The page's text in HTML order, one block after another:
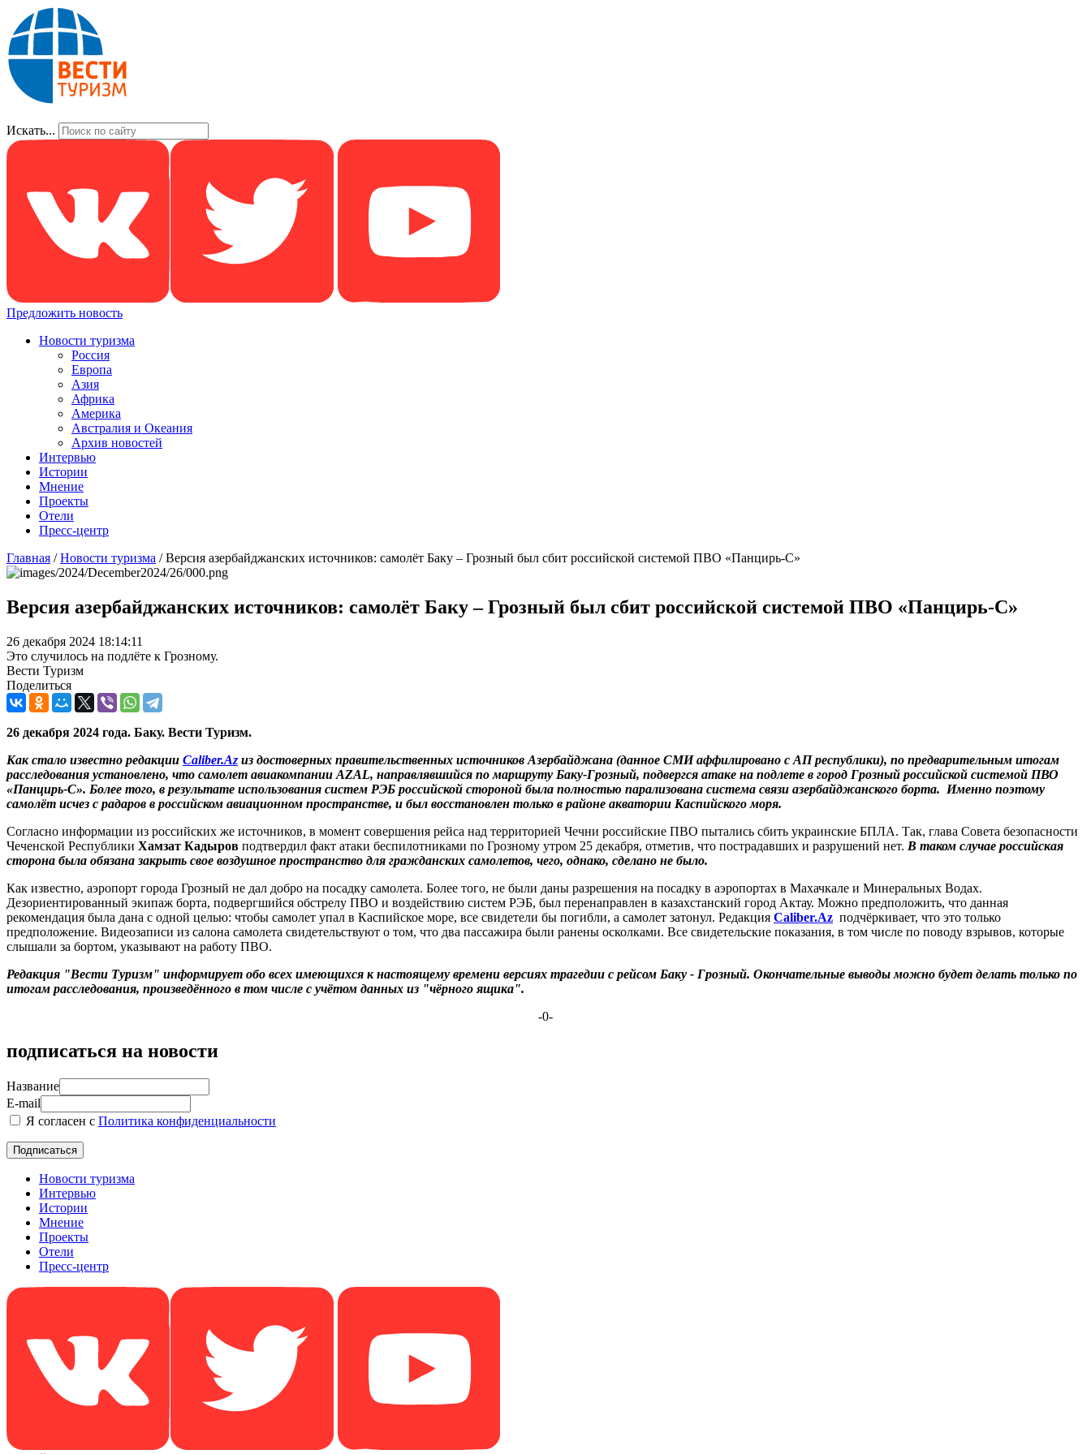
Искать...
Предложить новость
Новости туризма
Россия
Европа
Азия
Африка
Америка
Австралия и Океания
Архив новостей
Интервью
Истории
Мнение
Проекты
Отели
Пресс-центр
Главная /Новости туризма /Версия азербайджанских источников: самолёт Баку – Грозный был сбит российской системой ПВО «Панцирь-С»
Версия азербайджанских источников: самолёт Баку – Грозный был сбит российской системой ПВО «Панцирь-С»
26 декабря 2024 18:14:11
Это случилось на подлёте к Грозному.
Вести Туризм
Поделиться
26 декабря 2024 года. Баку. Вести Туризм.
Как стало известно редакции Caliber.Az из достоверных правительственных источников Азербайджана (данное СМИ аффилировано с АП республики), по предварительным итогам
расследования установлено, что самолет авиакомпании AZAL, направлявшийся по маршруту Баку-Грозный, подвергся атаке на подлете в город Грозный российской системой ПВО
«Панцирь-С». Более того, в результате использования систем РЭБ российской стороной была полностью парализована система связи азербайджанского борта. Именно поэтому
самолёт исчез с радаров в российском авиационном пространстве, и был восстановлен только в районе акватории Каспийского моря.
Согласно информации из российских же источников, в момент совершения рейса над территорией Чечни российские ПВО пытались сбить украинские БПЛА. Так, глава Совета безопасности
Чеченской Республики Хамзат Кадыров подтвердил факт атаки беспилотниками по Грозному утром 25 декабря, отметив, что пострадавших и разрушений нет. В таком случае российская
сторона была обязана закрыть свое воздушное пространство для гражданских самолетов, чего, однако, сделано не было.
Как известно, аэропорт города Грозный не дал добро на посадку самолета. Более того, не были даны разрешения на посадку в аэропортах в Махачкале и Минеральных Водах.
Дезориентированный экипаж борта, подвергшийся обстрелу ПВО и воздействию систем РЭБ, был перенаправлен в казахстанский город Актау. Можно предположить, что данная
рекомендация была дана с одной целью: чтобы самолет упал в Каспийское море, все свидетели бы погибли, а самолет затонул. Редакция Caliber.Az подчёркивает, что это только
предположение. Видеозаписи из салона самолета свидетельствуют о том, что два пассажира были ранены осколками. Все свидетельские показания, в том числе по поводу взрывов, которые
слышали за бортом, указывают на работу ПВО.
Редакция "Вести Туризм" информирует обо всех имеющихся к настоящему времени версиях трагедии с рейсом Баку - Грозный. Окончательные выводы можно будет делать только по
итогам расследования, произведённого в том числе с учётом данных из "чёрного ящика".
-0-
подписаться на новости
Название
E-mail
Я согласен с Политика конфиденциальности
Новости туризма
Интервью
Истории
Мнение
Проекты
Отели
Пресс-центр